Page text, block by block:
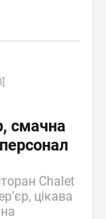
смачна
Chalet
цікава